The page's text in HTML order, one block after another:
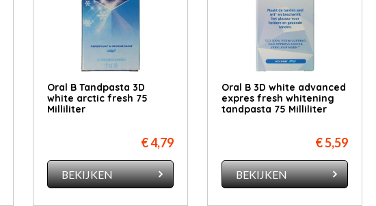
Oral B Tandpasta 3D
white arctic fresh 75
Milliliter
€ 4,79
BEKIJKEN
Oral B 3D white advanced
expres fresh whitening
tandpasta 75 Milliliter
€ 5,59
BEKIJKEN